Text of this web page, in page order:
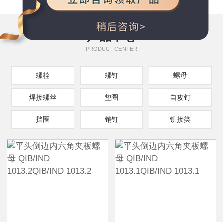
产品中心
PRODUCT CENTER
螺栓 螺钉 螺母
焊接螺丝 垫圈 自攻钉
挡圈 销钉 铆接类